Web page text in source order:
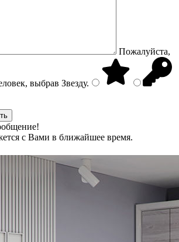
Пожалуйста,
выбрав Звезду.
с Вами в ближайшее время.